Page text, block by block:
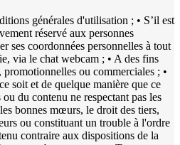
générales d'utilisation ; • S’il est
réservé aux personnes
ses coordonnées personnelles à tout
via le chat webcam ; • A des fins
ou commerciales ; •
soit et de quelque manière que ce
du contenu ne respectant pas les
bonnes mœurs, le droit des tiers,
ou constituant un trouble à l'ordre
contraire aux dispositions de la